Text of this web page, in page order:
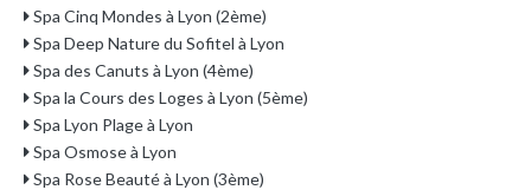
Spa Cinq Mondes à Lyon (2ème)
Spa Deep Nature du Sofitel à Lyon
Spa des Canuts à Lyon (4ème)
Spa la Cours des Loges à Lyon (5ème)
Spa Lyon Plage à Lyon
Spa Osmose à Lyon
Spa Rose Beauté à Lyon (3ème)